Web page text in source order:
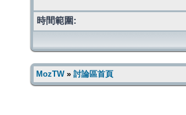
時間範圍:
MozTW» 討論區首頁